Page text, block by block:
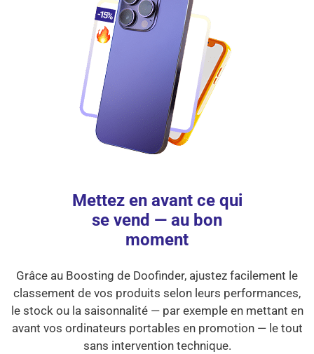
Mettez en avant ce qui
se vend — au bon
moment
Grâce au Boosting de Doofinder, ajustez facilement le
classement de vos produits selon leurs performances,
le stock ou la saisonnalité — par exemple en mettant en
avant vos ordinateurs portables en promotion — le tout
sans intervention technique.